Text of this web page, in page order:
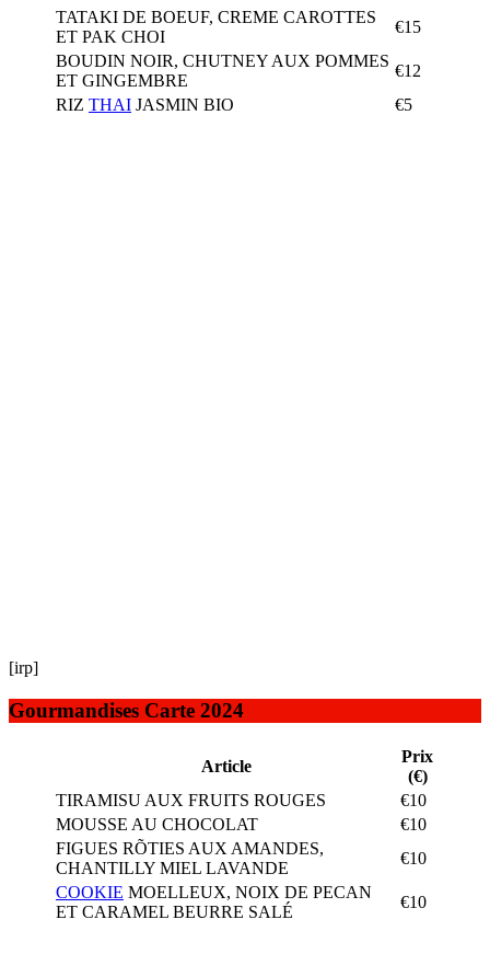
TATAKI DE BOEUF, CREME CAROTTES
ET PAK CHOI
€15
BOUDIN NOIR, CHUTNEY AUX POMMES
ET GINGEMBRE
€12
RIZ THAI JASMIN BIO €5
[irp]
Gourmandises Carte 2024
Article
Prix
(€)
TIRAMISU AUX FRUITS ROUGES
€10
MOUSSE AU CHOCOLAT
€10
FIGUES RÕTIES AUX AMANDES,
CHANTILLY MIEL LAVANDE
€10
COOKIE MOELLEUX, NOIX DE PECAN
ET CARAMEL BEURRE SALÉ
€10